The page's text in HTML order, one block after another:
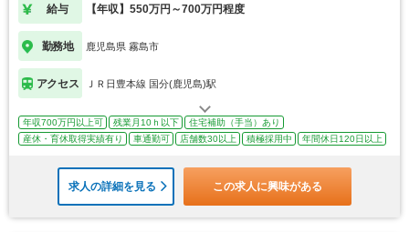
給与 【年収】550万円～700万円程度
勤務地 鹿児島県 霧島市
アクセス ＪＲ日豊本線 国分(鹿児島)駅
年収700万円以上可 残業月10ｈ以下
住宅補助（手当）あり
産休・育休取得実績有り
車通勤可 店舗数30以上 積極採用中 年間休日120日以上
求人の詳細を見る この求人に興味がある